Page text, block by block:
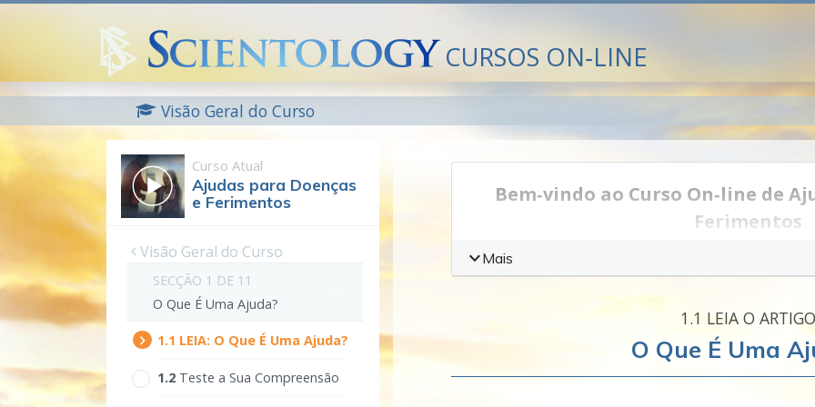
CURSOS ON‑LINE
Visão Geral do Curso
Curso Atual
Ajudas para Doenças
e Ferimentos
Visão Geral do Curso
SECÇÃO 1 DE 11
O Que É Uma Ajuda?
1.‎1 LEIA: O Que É Uma Ajuda?
1.‎2 Teste a Sua Compreensão
Bem‑vindo ao Curso On‑line de
Ferimentos
Os seres humanos estão sujeitos ao ferimento,
emocional pesado.
Por muitos, muitos anos, as religiões tentaram
sofrimento físico e emocional. Não importa
acredita‑se geralmente que uma pessoa
Mais
1.‎1 LEIA O ARTIGO
O Que É Uma